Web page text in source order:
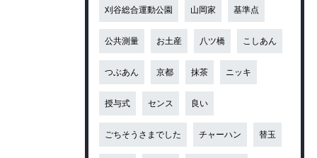
刈谷総合運動公園 山岡家 基準点
公共測量 お土産 八ツ橋 こしあん
つぶあん 京都 抹茶 ニッキ
授与式 センス 良い
ごちそうさまでした チャーハン 替玉